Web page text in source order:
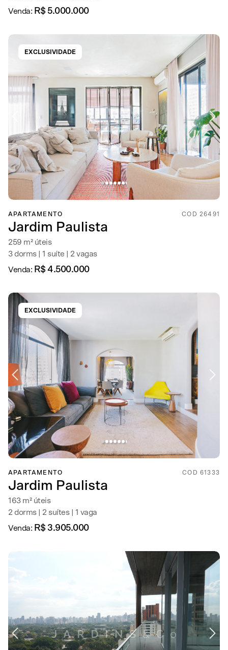
Venda: R$ 5.000.000
EXCLUSIVIDADE
APARTAMENTO COD 26491
Jardim Paulista
259 m² úteis
3 dorms | 1 suíte | 2 vagas
Venda: R$ 4.500.000
EXCLUSIVIDADE
APARTAMENTO COD 61333
Jardim Paulista
163 m² úteis
2 dorms | 2 suítes | 1 vaga
Venda: R$ 3.905.000